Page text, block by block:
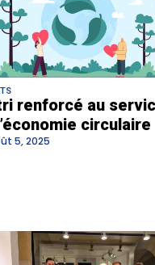
renforcé au
circulaire
5, 2025